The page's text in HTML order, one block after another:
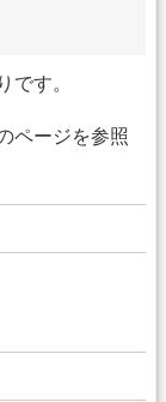
です。
ページを参照